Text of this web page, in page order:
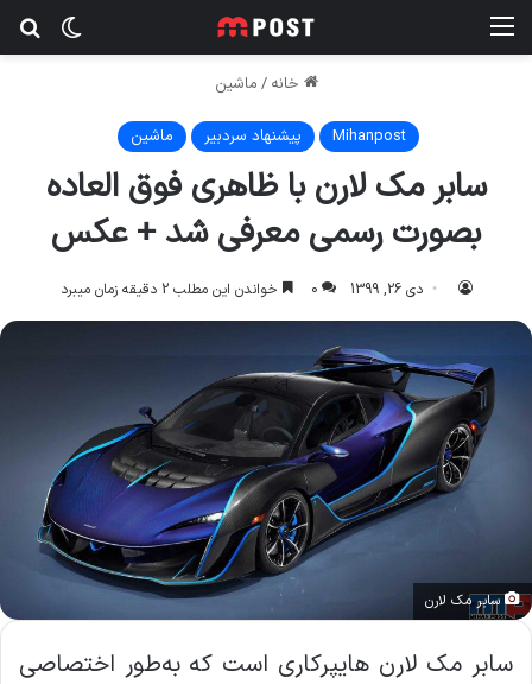
تغییر
خانه / ماشين
Mihanpost پیشنهاد سردبیر ماشين
سابر مک لارن با ظاهری فوق العاده
بصورت رسمی معرفی شد + عکس
دی 26, 1399 0 خواندن این مطلب 2 دقیقه زمان میبرد
سابر مک لارن
سابر مک لارن هایپرکاری است که به‌طور اختصاصی